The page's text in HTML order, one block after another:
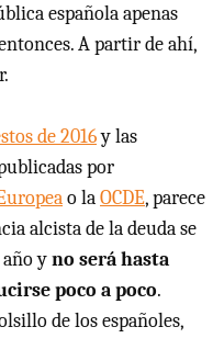
española apenas
A partir de ahí,
de 2016y las
por
o laOCDE, parece
alcista de la deuda se
yno será hasta
poco a poco.
de los españoles,